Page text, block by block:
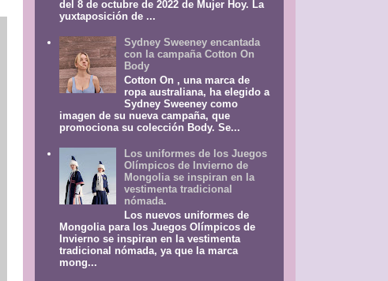
del 8 de octubre de 2022 de Mujer Hoy. La
yuxtaposición de ...
Sydney Sweeney encantada
con la campaña Cotton On
Body
Cotton On , una marca de
ropa australiana, ha elegido a
Sydney Sweeney como
imagen de su nueva campaña, que
promociona su colección Body. Se...
Los uniformes de los Juegos
Olímpicos de Invierno de
Mongolia se inspiran en la
vestimenta tradicional
nómada.
Los nuevos uniformes de
Mongolia para los Juegos Olímpicos de
Invierno se inspiran en la vestimenta
tradicional nómada, ya que la marca
mong...